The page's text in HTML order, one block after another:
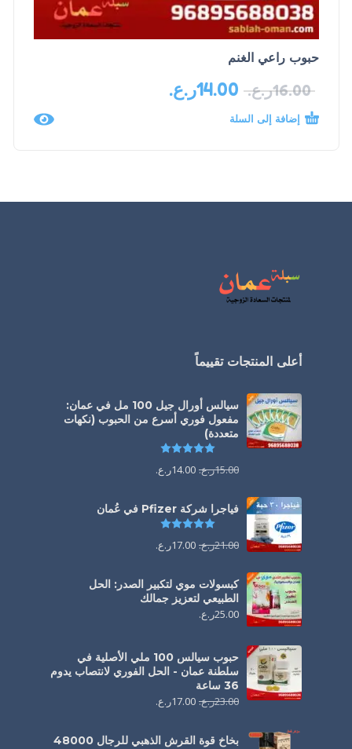
حبوب راعي الغنم
16.00ر.ع. 14.00ر.ع.
إضافة إلى السلة
أعلى المنتجات تقييماً
سيالس أورال جيل 100 مل في عمان:
مفعول فوري أسرع من الحبوب (نكهات
متعددة)
15.00ر.ع. 14.00ر.ع.
فياجرا شركة Pfizer في عُمان
21.00ر.ع. 17.00ر.ع.
كبسولات موي لتكبير الصدر: الحل
الطبيعي لتعزيز جمالك
25.00ر.ع.
حبوب سيالس 100 ملي الأصلية في
سلطنة عمان - الحل الفوري لانتصاب يدوم
36 ساعة
23.00ر.ع. 17.00ر.ع.
بخاخ قوة القرش الذهبي للرجال 48000